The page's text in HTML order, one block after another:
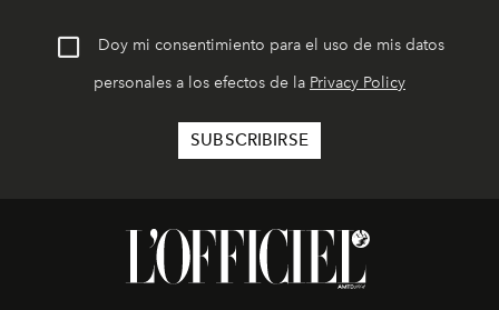
Doy mi consentimiento para el uso de mis datos
personales a los efectos de la Privacy Policy